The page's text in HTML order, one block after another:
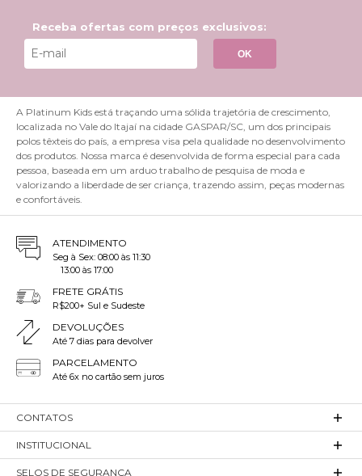
Receba ofertas com preços exclusivos:
OK
A Platinum Kids está traçando uma sólida trajetória de crescimento,
localizada no Vale do Itajaí na cidade GASPAR/SC, um dos principais
polos têxteis do país, a empresa visa pela qualidade no desenvolvimento
dos produtos. Nossa marca é desenvolvida de forma especial para cada
pessoa, baseada em um arduo trabalho de pesquisa de moda e
valorizando a liberdade de ser criança, trazendo assim, peças modernas
e confortáveis.
ATENDIMENTO
Seg à Sex: 08:00 às 11:30
13:00 às 17:00
FRETE GRÁTIS
R$200+ Sul e Sudeste
DEVOLUÇÕES
Até 7 dias para devolver
PARCELAMENTO
Até 6x no cartão sem juros
CONTATOS
INSTITUCIONAL
SELOS DE SEGURANÇA